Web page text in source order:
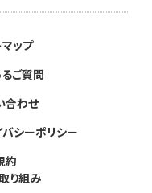
ップ
ご質問
合わせ
バシーポリシー
約
り組み